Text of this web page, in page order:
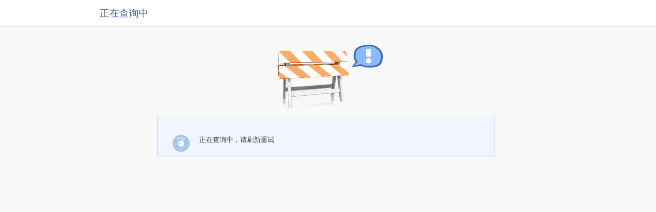
正在查询中
正在查询中，请刷新重试